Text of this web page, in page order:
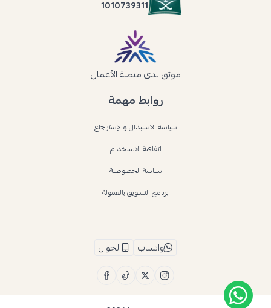
روابط مهمة
سياسة الاستبدال والإسترجاع
اتفاقية الاستخدام
سياسة الخصوصية
برنامج التسويق بالعمولة
1010739311
موثق لدى منصة الأعمال
واتساب الجوال